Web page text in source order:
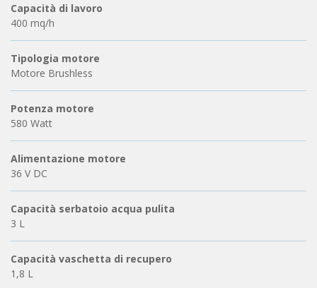
Capacità di lavoro
400 mq/h
Tipologia motore
Motore Brushless
Potenza motore
580 Watt
Alimentazione motore
36 V DC
Capacità serbatoio acqua pulita
3 L
Capacità vaschetta di recupero
1,8 L